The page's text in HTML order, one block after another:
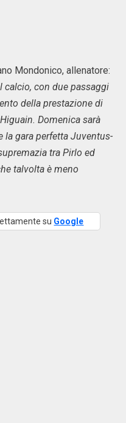
Mondonico, allenatore:
calcio, con due passaggi
della prestazione di
Domenica sarà
la gara perfetta Juventus-
tra Pirlo ed
talvolta è meno
su Google